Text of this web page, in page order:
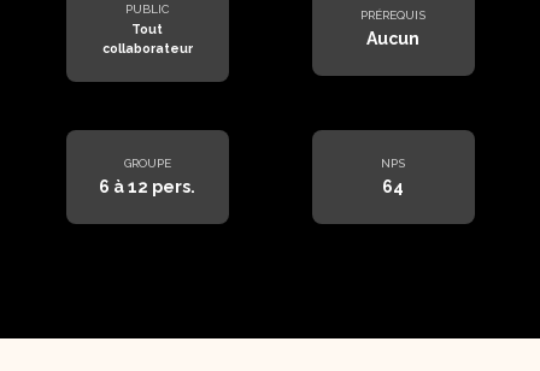
PUBLIC
Tout
collaborateur
PRÉREQUIS
Aucun
GROUPE
6 à 12 pers.
NPS
64